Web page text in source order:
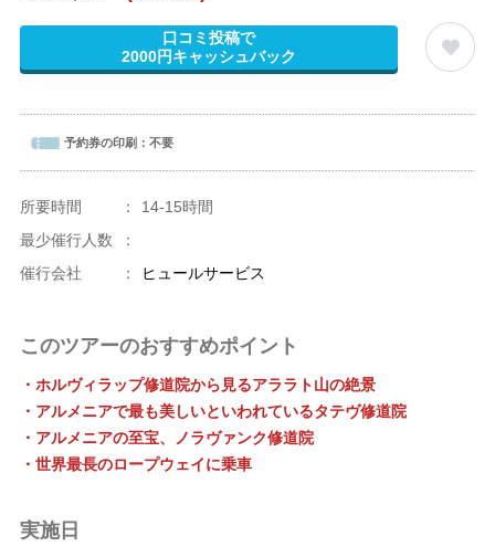
口コミ投稿で
2000円キャッシュバック
予約券の印刷： 不要
所要時間 ：
14-15時間
最少催行人数
：
催行会社
： ヒュールサービス
このツアーのおすすめポイント
・ホルヴィラップ修道院から見るアララト山の絶景
・アルメニアで最も美しいといわれているタテヴ修道院
・アルメニアの至宝、ノラヴァンク修道院
・世界最長のロープウェイに乗車
実施日